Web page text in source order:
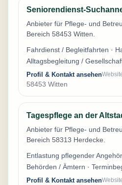
Seniorendienst-
Anbieter für Pflege- und
Bereich 58453 Witten.
Fahrdienst / Begleitfahrten ·
Alltagsbegleitung /
Profil & Kontakt ansehen
58453 Witten
Tagespflege an der
Anbieter für Pflege- und
Bereich 58313 Herdecke.
Entlastung pflegender
Behörden / Ämtern ·
Profil & Kontakt ansehen